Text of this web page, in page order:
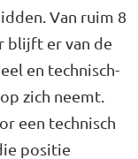
Van ruim 8
blijft er van de
en technisch-
zich neemt.
een technisch
positie